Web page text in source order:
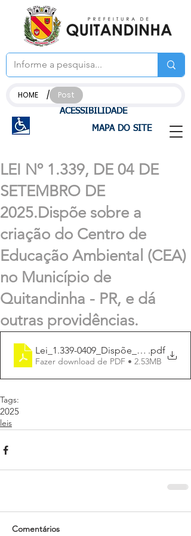
ACESSIBILIDADE
MAPA DO SITE
HOME / Post
LEI Nº 1.339, DE 04 DE
SETEMBRO DE
2025.Dispõe sobre a
criação do Centro de
Educação Ambiental (CEA)
no Município de
Quitandinha - PR, e dá
outras providências.
Lei_1.339- .pdf
Fazer download de PDF • 2.53MB
Tags:
2025
leis
Comentários